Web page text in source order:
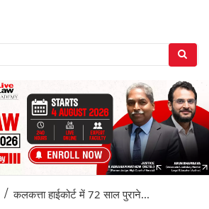
/ कलकत्ता हाईकोर्ट में 72 साल पुराने...